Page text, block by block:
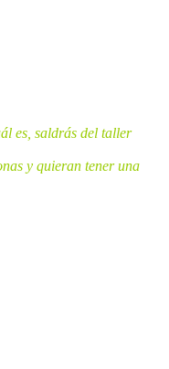
es, saldrás del taller
y quieran tener una
mentes.